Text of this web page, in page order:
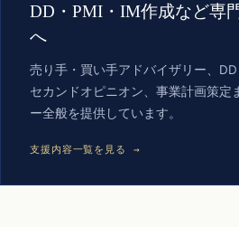
DD・PMI・IM作成など専
へ
売り手・買い手アドバイザリー、
セカンドオピニオン、事業計画策定
ー全般を提供しています。
支援内容一覧を見る →